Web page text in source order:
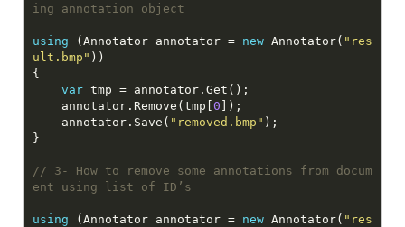
ing annotation object
using (Annotator annotator = new Annotator( "res
ult.bmp"
var
    annotator.Remove(tmp[
0
    annotator.Save(
"removed.bmp"
// 3- How to remove some annotations from docum
ent using list of ID’s
using (Annotator annotator = new Annotator( "res